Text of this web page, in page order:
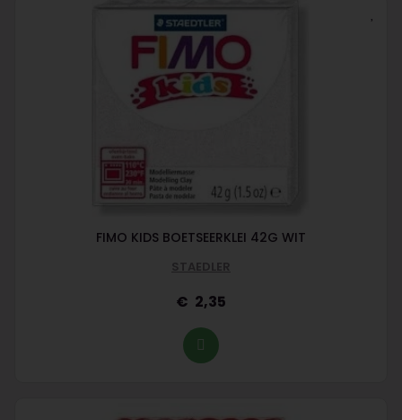
FIMO KIDS BOETSEERKLEI 42G WIT
STAEDLER
2,35